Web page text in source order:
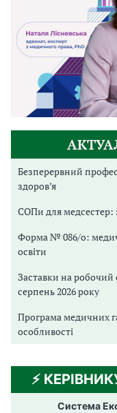
Безперервний
здоров’я
СОПи для медсестер:
Форма № 086/о:
освіти
Заставки на робочий
серпень 2026 року
Програма медичних
особливості
⚡️
Система